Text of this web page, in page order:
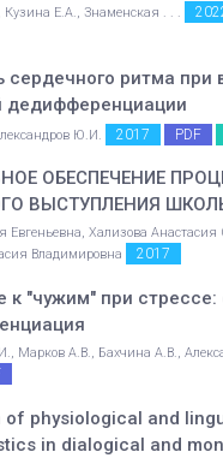
Кузина Е.А., Знаменская . . .
сердечного ритма при
дедифференциации
Ю.И. 2017 PDF
ОБЕСПЕЧЕНИЕ
ВЫСТУПЛЕНИЯ
Евгеньевна, Хализова Анастасия
Владимировна
2017
к "чужим" при стрессе:
Марков А.В., Бахчина А.В.,
of physiological and
in dialogical and